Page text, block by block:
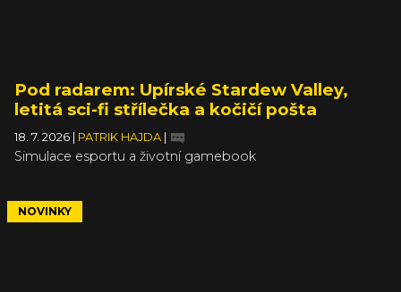
Pod radarem: Upírské Stardew Valley,
letitá sci-fi střílečka a kočičí pošta
18. 7. 2026 PATRIK HAJDA
Simulace esportu a životní gamebook
NOVINKY